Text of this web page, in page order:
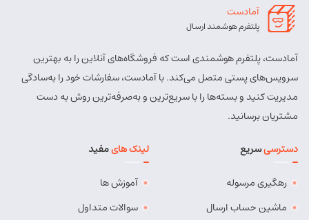
آمادست
پلتفرم هوشمند ارسال
آمادست، پلتفرم هوشمندی است که فروشگاه‌های آنلاین را به بهترین
سرویس‌های پستی متصل می‌کند. با آمادست، سفارشات خود را به‌سادگی
مدیریت کنید و بسته‌ها را با سریع‌ترین و به‌صرفه‌ترین روش به دست
مشتریان برسانید.
دسترسیسریع
رهگیری مرسوله
ماشین حساب ارسال
لینک هایمفید
آموزش ها
سوالات متداول